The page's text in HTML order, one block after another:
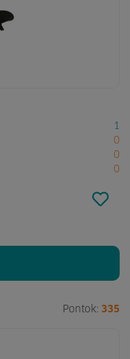
1
0
0
0
Pontok: 335